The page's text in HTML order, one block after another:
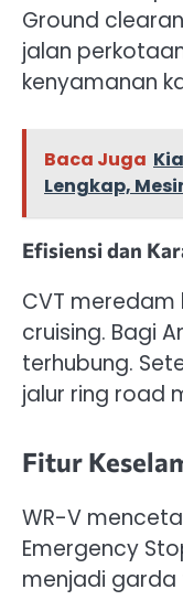
Ground
jalan
kenyamanan
Baca Juga
Lengkap,
Efisiensi dan
CVT
cruising. Bagi
terhubung.
jalur ring road
Fitur
WR-V
Emergency
menjadi garda